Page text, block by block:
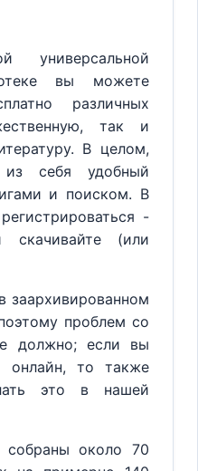
вы можете
различных
так и
В целом,
из себя удобный
и поиском. В
-
скачивайте (или
заархивированном
проблем со
должно; если вы
онлайн, то также
это в нашей
собраны около 70